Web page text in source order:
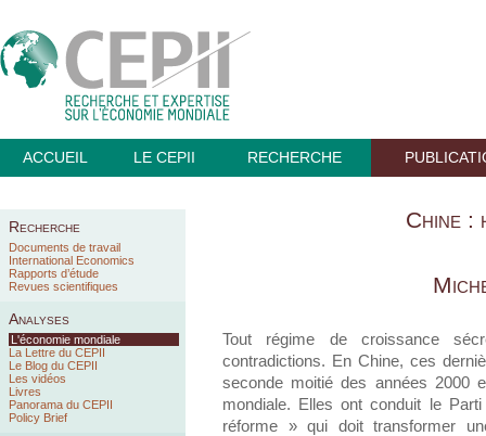
ACCUEIL LE CEPII RECHERCHE
Recherche
Documents de travail
International Economics
Rapports d’étude
Revues scientifiques
Analyses
L'économie mondiale
La Lettre du CEPII
Le Blog du CEPII
Les vidéos
Livres
Panorama du CEPII
Policy Brief
Chine :
Tout régime de croissance
contradictions. En Chine, ces
seconde moitié des années 2000
mondiale. Elles ont conduit le
réforme » qui doit transformer